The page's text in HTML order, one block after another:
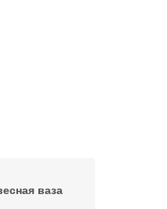
ваза